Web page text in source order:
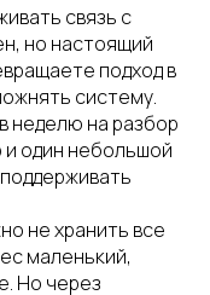
связь с
но настоящий
подход в
систему.
неделю на разбор
и один небольшой
не хранить все
маленький,
Но через